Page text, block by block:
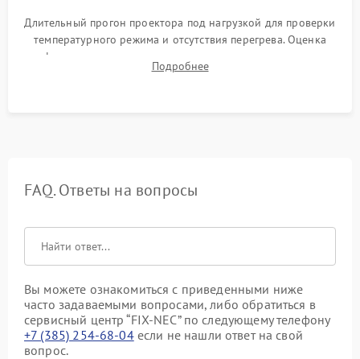
Длительный прогон проектора под нагрузкой для проверки
температурного режима и отсутствия перегрева. Оценка
фокуса, контрастности и цветопередачи на тестовых
таблицах. Проверка работы всех видеовходов и кнопок
Подробнее
FAQ. Ответы на вопросы
Вы можете ознакомиться с приведенными ниже
часто задаваемыми вопросами, либо обратиться в
сервисный центр “FIX-NEC” по следующему телефону
+7 (385) 254-68-04если не нашли ответ на свой
вопрос.